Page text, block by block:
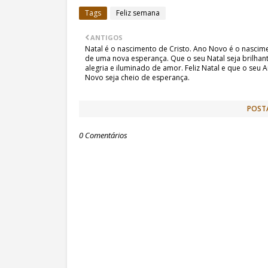
Tags Feliz semana
ANTIGOS
Natal é o nascimento de Cristo. Ano Novo é o
de uma nova esperança. Que o seu Natal seja
alegria e iluminado de amor. Feliz Natal e que o seu
Novo seja cheio de esperança.
0 Comentários